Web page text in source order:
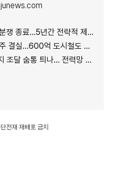
쟁 종료…5년간 전략적 제휴
…600억 도시철도 케이블 공급
전력망 확충에 에너지 리스크 완화 기대
전재·재배포 금지